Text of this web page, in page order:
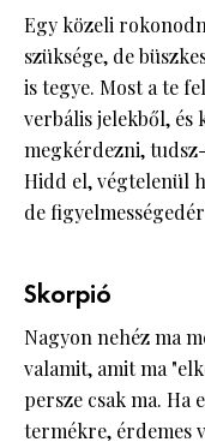
Egy közeli
szüksége, de
is tegye. Most a te
verbális jelekből, és
megkérdezni,
Hidd el, végtelenül
de
Skorpió
Nagyon nehéz ma
valamit, amit ma
persze csak ma. Ha
termékre, érdemes